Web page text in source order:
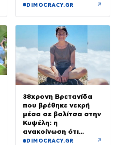
DIMOCRACY.GR ↗
38χρονη Βρετανίδα
που βρέθηκε νεκρή
μέσα σε βαλίτσα στην
Κυψέλη: η
ανακοίνωση ότι
«αφιέρωσε τη ζωή
DIMOCRACY.GR ↗